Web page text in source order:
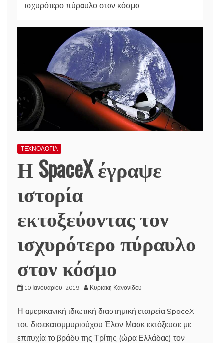
ισχυρότερο πύραυλο στον κόσμο
ΤΕΧΝΟΛΟΓΙΑ
Η SpaceX έγραψε
ιστορία
εκτοξεύοντας τον
ισχυρότερο πύραυλο
στον κόσμο
10 Ιανουαρίου, 2019 Κυριακή Κανονίδου
Η αμερικανική ιδιωτική διαστημική εταιρεία SpaceX
του δισεκατομμυριούχου Έλον Μασκ εκτόξευσε με
επιτυχία το βράδυ της Τρίτης (ώρα Ελλάδας) τον